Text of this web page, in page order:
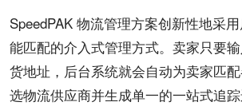
SpeedPAK 物流管理方案创新性地采
能匹配的介入式管理方式。卖家只要
货地址，后台系统就会自动为卖家匹
选物流供应商并生成单一的一站式追踪